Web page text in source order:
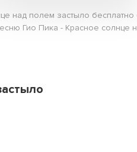
над полем застыло
Гио Пика - Красное солнце